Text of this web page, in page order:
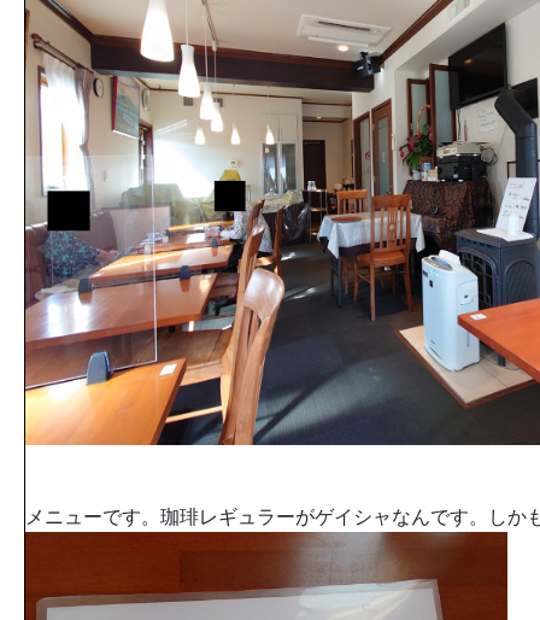
メニューです。珈琲レギュラーがゲイシャなんです。しか